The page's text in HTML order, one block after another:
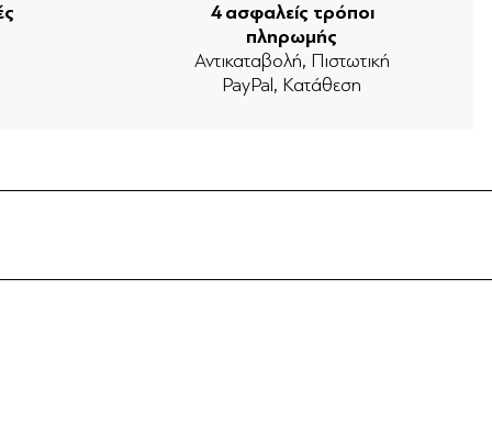
4 ασφαλείς τρόποι
πληρωμής
Αντικαταβολή, Πιστωτική
PayPal, Κατάθεση